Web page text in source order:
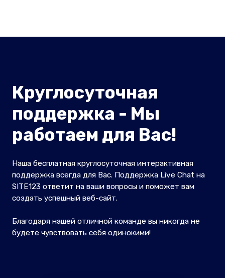
Круглосуточная
поддержка - Мы
работаем для Вас!
Наша бесплатная круглосуточная интерактивная
поддержка всегда для Вас. Поддержка Live Chat на
SITE123 ответит на ваши вопросы и поможет вам
создать успешный веб-сайт.
Благодаря нашей отличной команде вы никогда не
будете чувствовать себя одинокими!